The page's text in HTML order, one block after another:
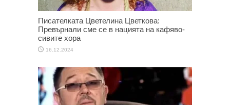
Писателката Цветелина Цветкова:
Превърнали сме се в нацията на кафяво-
сивите хора
16.12.2024